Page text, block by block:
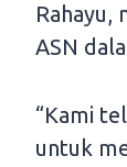
Rahayu,
ASN
“Kami
untuk